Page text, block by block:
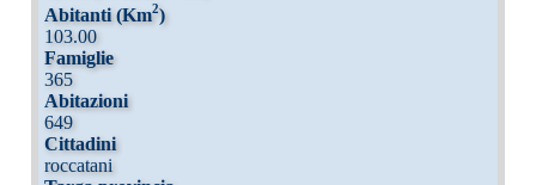
Abitanti (Km2)
103.00
Famiglie
365
Abitazioni
649
Cittadini
roccatani